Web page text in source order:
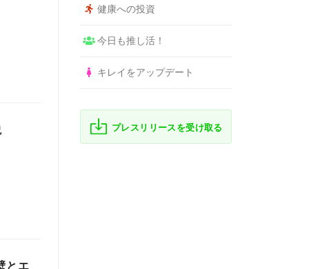
とエ
健康への投資
今日も推し活！
キレイをアップデート
プレスリリースを受け取る